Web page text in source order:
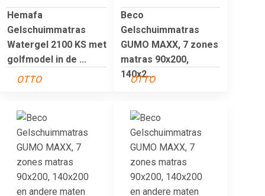
Hemafa
Gelschuimmatras
Watergel 2100 KS met
golfmodel in de ...
OTTO
Beco
Gelschuimmatras
GUMO MAXX, 7 zones
matras 90x200,
140x2...
OTTO